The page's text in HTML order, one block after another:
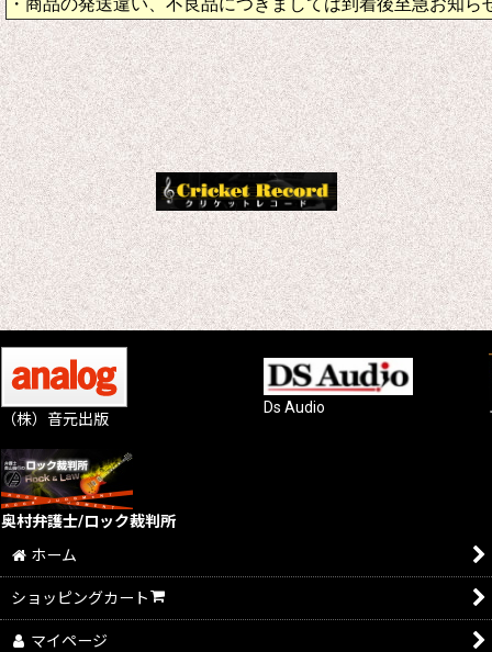
・商品の発送違い、不良品につきましては到着後至急お知ら
（株）音元出版
Ds Audio
奥村弁護士/ロック裁判所
ホーム
ショッピングカート
マイページ